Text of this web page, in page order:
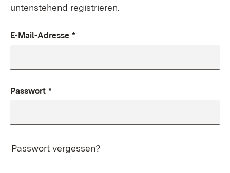
untenstehend registrieren.
E-Mail-Adresse *
Passwort *
Passwort vergessen?